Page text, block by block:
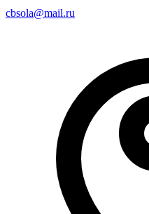
cbsola@mail.ru